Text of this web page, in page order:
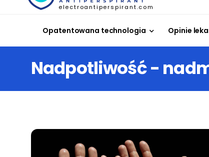
electroantiperspirant.com
Opatentowana technologia Opinie
Nadpotliwość -